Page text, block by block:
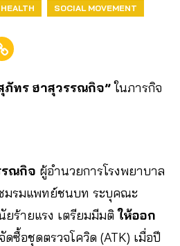
SOCIAL MOVEMENT
ภัทร ฮาสุวรรณกิจ”ในภารกิจ
รณกิจ ผู้อำนวยการโรงพยาบาล
มรมแพทย์ชนบท ระบุคณะ
ยร้ายแรง เตรียมมีมติให้ออก
ซื้อชุดตรวจโควิด (ATK) เมื่อปี